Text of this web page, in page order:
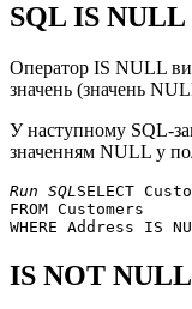
SQL IS NULL
Оператор IS NULL
значень (значень
У наступному SQL-
значенням NULL у
Run SQLSELECT
FROM Customers
IS NOT